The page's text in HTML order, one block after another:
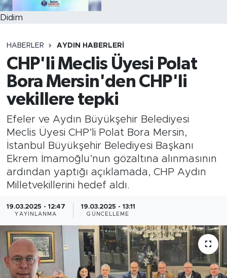
Didim
HABERLER AYDIN HABERLERI
CHP'li Meclis Üyesi Polat
Bora Mersin'den CHP'li
vekillere tepki
Efeler ve Aydın Büyükşehir Belediyesi
Meclis Üyesi CHP’li Polat Bora Mersin,
İstanbul Büyükşehir Belediyesi Başkanı
Ekrem İmamoğlu’nun gözaltına alınmasının
ardından yaptığı açıklamada, CHP Aydın
Milletvekillerini hedef aldı.
19.03.2025 - 12:47
YAYINLANMA
19.03.2025 - 13:11
GÜNCELLEME